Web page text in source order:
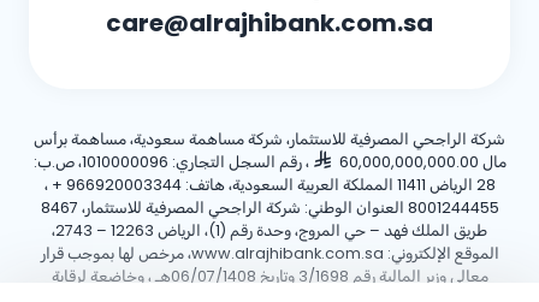
care@alrajhibank.com.sa
شركة الراجحي المصرفية للاستثمار، شركة مساهمة سعودية، مساهمة برأس
مال 60,000,000,000.00
، رقم السجل التجاري: 1010000096، ص.ب:
28 الرياض 11411 المملكة العربية السعودية، هاتف:
+ 966920003344 ،
8001244455 العنوان الوطني: شركة الراجحي المصرفية للاستثمار، 8467
طريق الملك فهد – حي المروج، وحدة رقم (1)، الرياض 12263 – 2743،
الموقع الإلكتروني: www.alrajhibank.com.sa، مرخص لها بموجب قرار
معالي وزير المالية رقم 3/1698 وتاريخ 06/07/1408هـ ، وخاضعة لرقابة